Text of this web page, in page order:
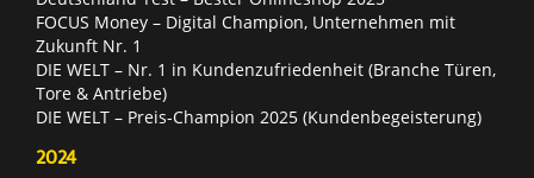
FOCUS Money – Digital Champion, Unternehmen mit
Zukunft Nr. 1
DIE WELT – Nr. 1 in Kundenzufriedenheit (Branche Türen,
Tore & Antriebe)
DIE WELT – Preis-Champion 2025 (Kundenbegeisterung)
2024